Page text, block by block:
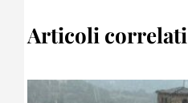
Articoli correlati